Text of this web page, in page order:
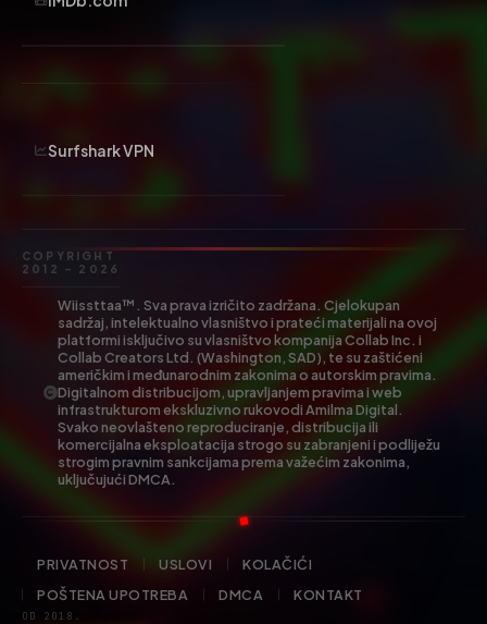
Surfshark VPN
COPYRIGHT
2012 – 2026
Wiissttaa™. Sva prava izričito zadržana. Cjelokupan
sadržaj, intelektualno vlasništvo i prateći materijali na ovoj
platformi isključivo su vlasništvo kompanija Collab Inc. i
Collab Creators Ltd. (Washington, SAD), te su zaštićeni
američkim i međunarodnim zakonima o autorskim pravima.
Digitalnom distribucijom, upravljanjem pravima i web
infrastrukturom ekskluzivno rukovodi Amilma Digital.
Svako neovlašteno reproduciranje, distribucija ili
komercijalna eksploatacija strogo su zabranjeni i podliježu
strogim pravnim sankcijama prema važećim zakonima,
uključujući DMCA.
PRIVATNOST USLOVI
KOLAČIĆI
POŠTENA UPOTREBA
DMCA KONTAKT
OD 2018.